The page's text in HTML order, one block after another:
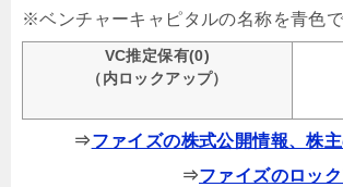
※ベンチャーキャピタルの名称を青色
VC推定保有(0)
（内ロックアップ）
⇒ファイズの株式公開情報、株
⇒ファイズのロッ